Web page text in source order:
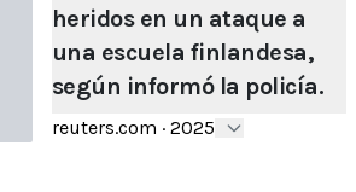
heridos en un ataque a
una escuela finlandesa,
según informó la policía.
reuters.com · 2025